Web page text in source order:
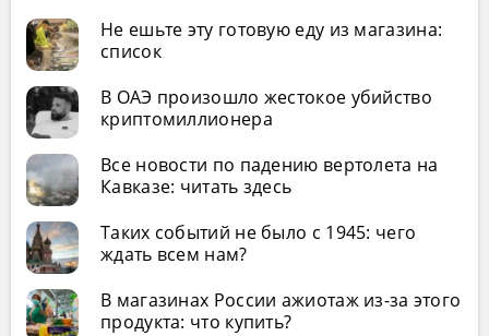
Не ешьте эту готовую еду из магазина:
список
В ОАЭ произошло жестокое убийство
криптомиллионера
Все новости по падению вертолета на
Кавказе: читать здесь
Таких событий не было с 1945: чего
ждать всем нам?
В магазинах России ажиотаж из-за этого
продукта: что купить?